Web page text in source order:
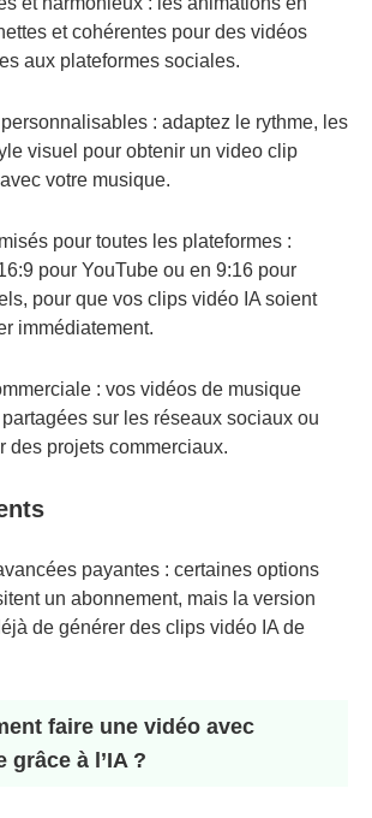
et cohérentes pour des vidéos
aux plateformes sociales.
: adaptez le rythme, les
visuel pour obtenir un video clip
votre musique.
pour toutes les plateformes :
pour YouTube ou en 9:16 pour
pour que vos clips vidéo IA soient
immédiatement.
: vos vidéos de musique
sur les réseaux sociaux ou
des projets commerciaux.
payantes : certaines options
un abonnement, mais la version
de générer des clips vidéo IA de
faire une vidéo avec
grâce à l’IA ?